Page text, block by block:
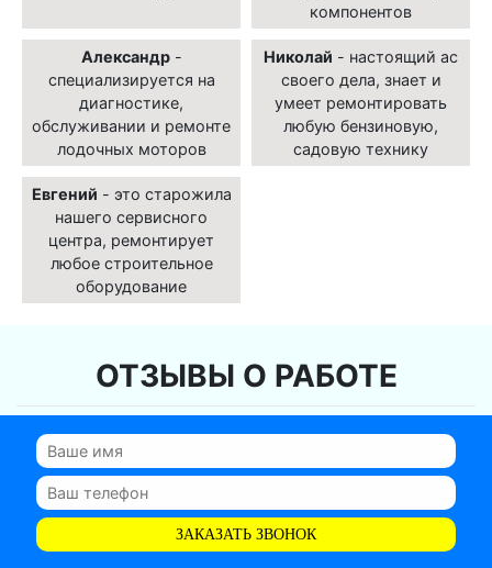
компонентов
Александр-
специализируется на
диагностике,
обслуживании и ремонте
лодочных моторов
Николай - настоящий ас
своего дела, знает и
умеет ремонтировать
любую бензиновую,
садовую технику
Евгений - это старожила
нашего сервисного
центра, ремонтирует
любое строительное
оборудование
ОТЗЫВЫ О РАБОТЕ
ЗАКАЗАТЬ ЗВОНОК